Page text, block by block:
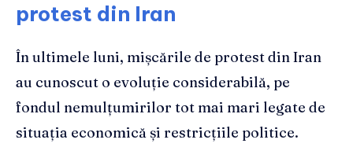
protest din Iran
În ultimele luni, mișcările de protest din Iran
au cunoscut o evoluție considerabilă, pe
fondul nemulțumirilor tot mai mari legate de
situația economică și restricțiile politice.